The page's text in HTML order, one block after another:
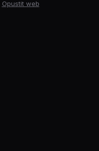
Opustit web